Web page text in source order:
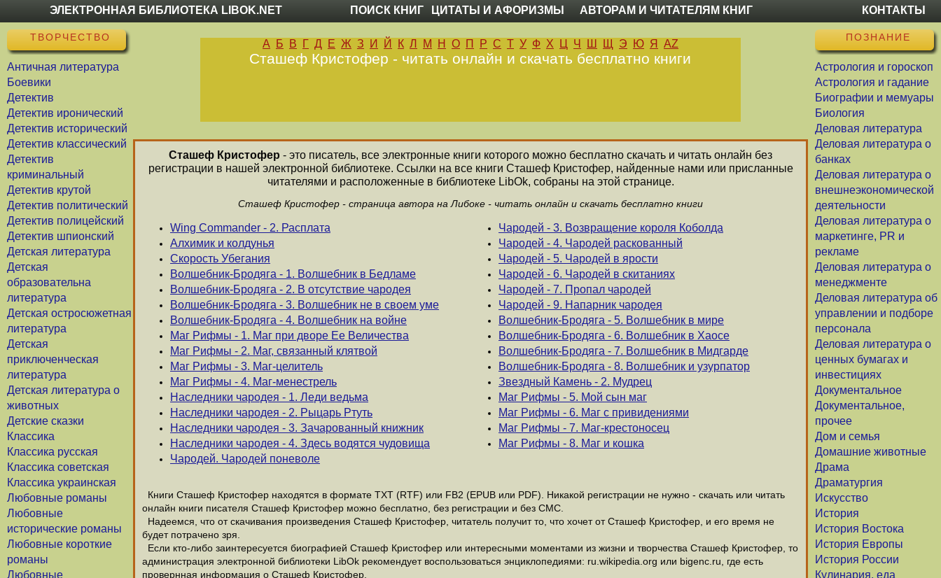
ЭЛЕКТРОННАЯ БИБЛИОТЕКА LIBOK.NET ПОИСК КНИГ ЦИТАТЫ И АФОРИЗМЫ АВТОРАМ И ЧИТАТЕЛЯМ КНИГ КОНТАКТЫ
ТВОРЧЕСТВО
Античная литература
Боевики
Детектив
Детектив иронический
Детектив исторический
Детектив классический
Детектив
криминальный
Детектив крутой
Детектив политический
Детектив полицейский
Детектив шпионский
Детская литература
Детская
образовательна
литература
Детская остросюжетная
литература
Детская
приключенческая
литература
Детская литература о
животных
Детские сказки
Классика
Классика русская
Классика советская
Классика украинская
Любовные романы
Любовные
исторические романы
Любовные короткие
романы
Любовные
ПОЗНАНИЕ
Астрология и гороскоп
Астрология и гадание
Биографии и мемуары
Биология
Деловая литература
Деловая литература о
банках
Деловая литература о
внешнеэкономической
деятельности
Деловая литература о
маркетинге, PR и
рекламе
Деловая литература о
менеджменте
Деловая литература об
управлении и подборе
персонала
Деловая литература о
ценных бумагах и
инвестициях
Документальное
Документальное,
прочее
Дом и семья
Домашние животные
Драма
Драматургия
Искусство
История
История Востока
История Европы
История России
Кулинария, еда
А Б В Г Д Е Ж З И Й К Л М Н О П Р С Т У Ф Х Ц Ч Ш Щ Э Ю Я AZ
Сташеф Кристофер - читать онлайн и скачать бесплатно книги
Сташеф Кристофер - это писатель, все электронные книги которого можно бесплатно скачать и читать онлайн без
регистрации в нашей электронной библиотеке. Ссылки на все книги Сташеф Кристофер, найденные нами или присланные
читателями и расположенные в библиотеке LibOk, собраны на этой странице.
Сташеф Кристофер - страница автора на Либоке - читать онлайн и скачать бесплатно книги
Wing Commander - 2. Расплата
Алхимик и колдунья
Скорость Убегания
Волшебник-Бродяга - 1. Волшебник в Бедламе
Волшебник-Бродяга - 2. В отсутствие чародея
Волшебник-Бродяга - 3. Волшебник не в своем уме
Волшебник-Бродяга - 4. Волшебник на войне
Маг Рифмы - 1. Маг при дворе Ее Величества
Маг Рифмы - 2. Маг, связанный клятвой
Маг Рифмы - 3. Маг-целитель
Маг Рифмы - 4. Маг-менестрель
Наследники чародея - 1. Леди ведьма
Наследники чародея - 2. Рыцарь Ртуть
Наследники чародея - 3. Зачарованный книжник
Наследники чародея - 4. Здесь водятся чудовища
Чародей. Чародей поневоле
Чародей - 3. Возвращение короля Коболда
Чародей - 4. Чародей раскованный
Чародей - 5. Чародей в ярости
Чародей - 6. Чародей в скитаниях
Чародей - 7. Пропал чародей
Чародей - 9. Напарник чародея
Волшебник-Бродяга - 5. Волшебник в мире
Волшебник-Бродяга - 6. Волшебник в Хаосе
Волшебник-Бродяга - 7. Волшебник в Мидгарде
Волшебник-Бродяга - 8. Волшебник и узурпатор
Звездный Камень - 2. Мудрец
Маг Рифмы - 5. Мой сын маг
Маг Рифмы - 6. Маг с привидениями
Маг Рифмы - 7. Маг-крестоносец
Маг Рифмы - 8. Маг и кошка
Книги Сташеф Кристофер находятся в формате ТХТ (RTF) или FB2 (EPUB или PDF). Никакой регистрации не нужно - скачать или читать
онлайн книги писателя Сташеф Кристофер можно бесплатно, без регистрации и без СМС.
Надеемся, что от скачивания произведения Сташеф Кристофер, читатель получит то, что хочет от Сташеф Кристофер, и его время не
будет потрачено зря.
Если кто-либо заинтересуется биографией Сташеф Кристофер или интересными моментами из жизни и творчества Сташеф Кристофер, то
администрация электронной библиотеки LibOk рекомендует воспользоваться энциклопедиями: ru.wikipedia.org или bigenc.ru, где есть
провернная информация о Сташеф Кристофер.